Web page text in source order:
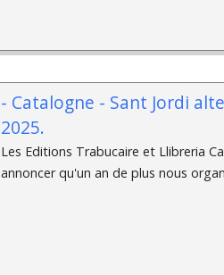
- Catalogne - Sant Jordi
2025.
Les Editions Trabucaire et Llibreria
annoncer qu'un an de plus nous